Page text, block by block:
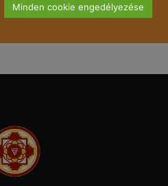
Minden cookie engedélyezése